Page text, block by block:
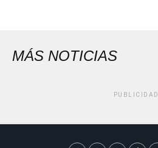
MÁS NOTICIAS
PUBLICIDAD